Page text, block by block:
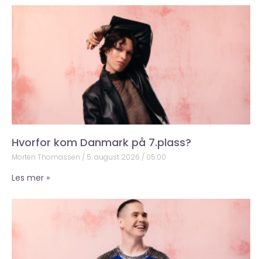
Hvorfor kom Danmark på 7.plass?
Morten Thomassen 5. august 2026 05:00
Les mer »